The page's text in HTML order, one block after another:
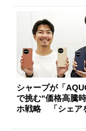
シャープが「
で挑む“価格高騰
ホ戦略 「シェア